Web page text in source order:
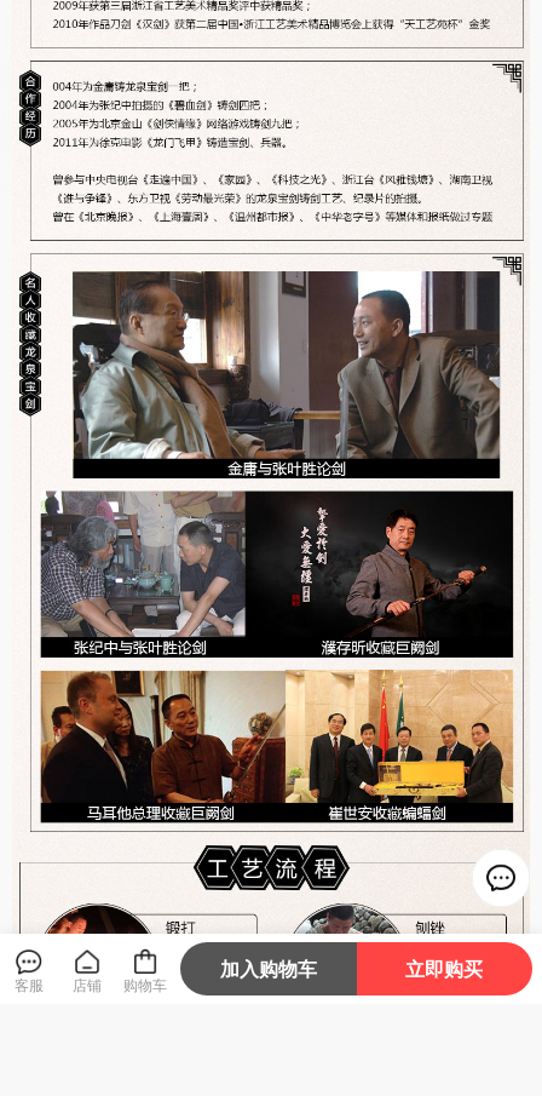
客服 店铺 购物车
加入购物车 立即购买